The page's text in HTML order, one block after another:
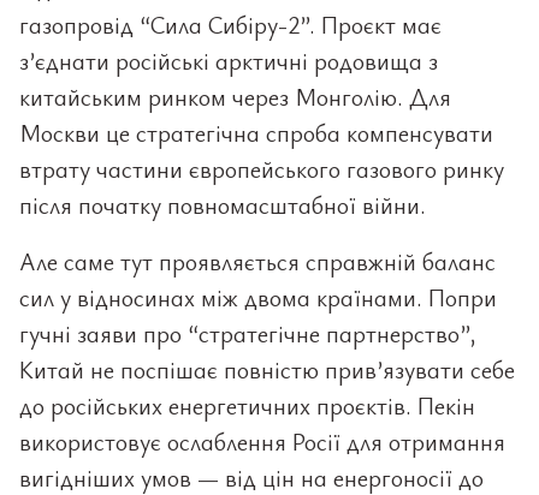
газопровід “Сила Сибіру-2”. Проєкт має
з’єднати російські арктичні родовища з
китайським ринком через Монголію. Для
Москви це стратегічна спроба компенсувати
втрату частини європейського газового ринку
після початку повномасштабної війни.
Але саме тут проявляється справжній баланс
сил у відносинах між двома країнами. Попри
гучні заяви про “стратегічне партнерство”,
Китай не поспішає повністю прив’язувати себе
до російських енергетичних проєктів. Пекін
використовує ослаблення Росії для отримання
вигідніших умов — від цін на енергоносії до